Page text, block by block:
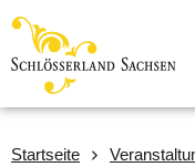
Startseite